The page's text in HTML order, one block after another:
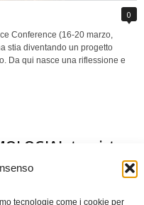
tecnologie come i cookie per
0
Conference (16-20 marzo,
stia diventando un progetto
Da qui nasce una riflessione e
a